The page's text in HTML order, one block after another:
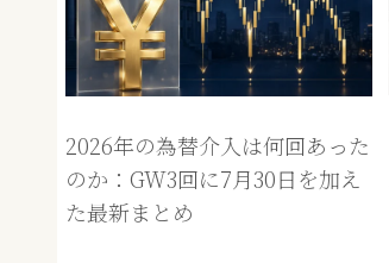
2026年の為替介入は何回あった
のか：GW3回に7月30日を加え
た最新まとめ